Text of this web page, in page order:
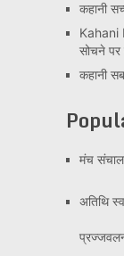
कहानी
Kahani
सोचने पर
कहानी
मंच
अतिथि